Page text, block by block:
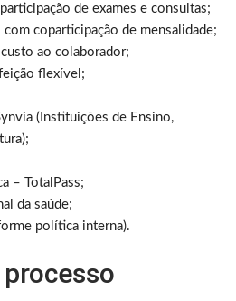
de exames e consultas;
coparticipação de mensalidade;
ao colaborador;
flexível;
(Instituições de Ensino,
– TotalPass;
da saúde;
política interna).